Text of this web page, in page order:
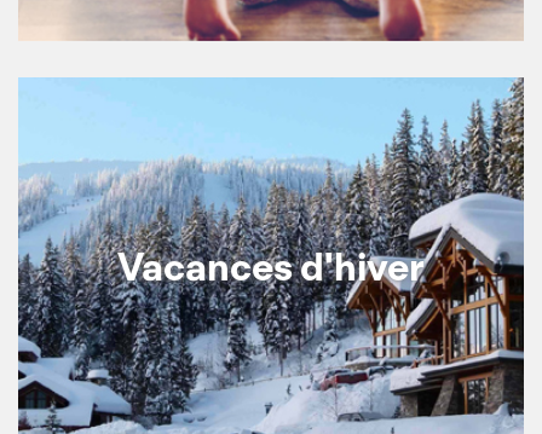
Vacances d'hiver